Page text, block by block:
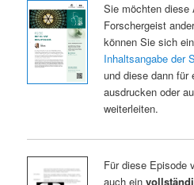
Sie möchten diese
Forschergeist
können Sie sich
Inhaltsangabe der
und diese dann für
ausdrucken oder
weiterleiten.
Für diese Episode
auch ein